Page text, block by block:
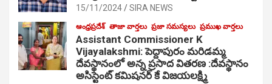
15/11/2024 SIRA NEWS
ఆంధ్రప్రదేశ్ తాజా వార్తలు ప్రజా సమస్యలు ప్రముఖ వార్తలు
Assistant Commissioner K
Vijayalakshmi: పెద్దాపురం మరిడమ్మ
దేవస్థానంలో అన్న ప్రసాద వితరణ :దేవస్థానం
అసిస్టెంట్ కమిషనర్ కే విజయలక్ష్మి